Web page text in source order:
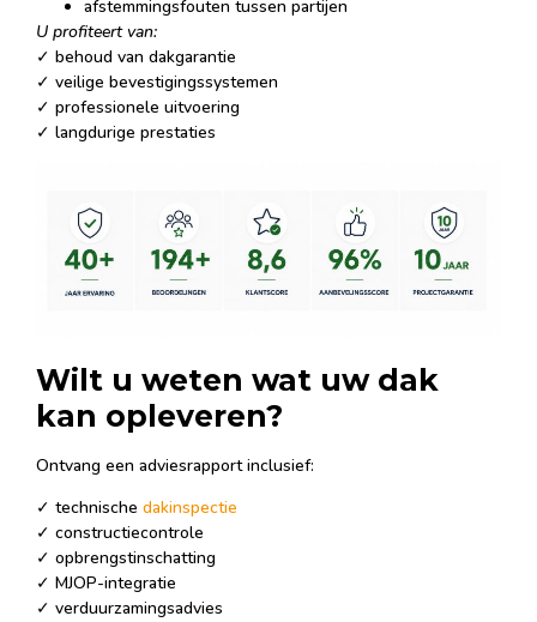
afstemmingsfouten tussen partijen
U profiteert van:
✓ behoud van dakgarantie
✓ veilige bevestigingssystemen
✓ professionele uitvoering
✓ langdurige prestaties
Wilt u weten wat uw dak
kan opleveren?
Ontvang een adviesrapport inclusief:
✓ technische dakinspectie
✓ constructiecontrole
✓ opbrengstinschatting
✓ MJOP-integratie
✓ verduurzamingsadvies